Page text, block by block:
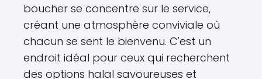
boucher se concentre sur le service,
créant une atmosphère conviviale où
chacun se sent le bienvenu. C'est un
endroit idéal pour ceux qui recherchent
des options halal savoureuses et